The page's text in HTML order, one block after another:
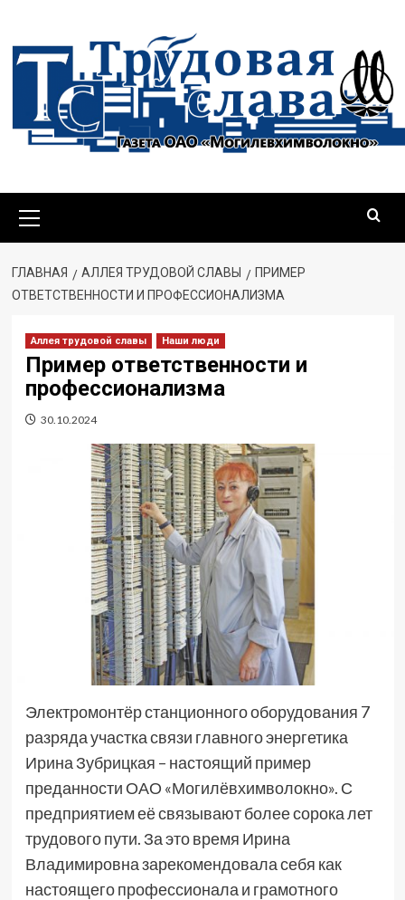
содержимому
меню
ГЛАВНАЯ АЛЛЕЯ ТРУДОВОЙ СЛАВЫ
ПРИМЕР
ОТВЕТСТВЕННОСТИ И ПРОФЕССИОНАЛИЗМА
Аллея трудовой славы Наши люди
Пример ответственности и
профессионализма
30.10.2024
Электромонтёр станционного оборудования 7
разряда участка связи главного энергетика
Ирина Зубрицкая – настоящий пример
преданности ОАО «Могилёвхимволокно». С
предприятием её связывают более сорока лет
трудового пути. За это время Ирина
Владимировна зарекомендовала себя как
настоящего профессионала и грамотного